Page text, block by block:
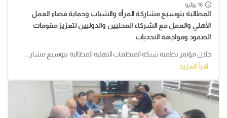
16 يوليو
المطالبة بتوسيع مشاركة المرأة والشباب وحماية فضاء العمل
الأهلي والعمل مع الشركاء المحليين والدوليين لتعزيز مقومات
الصمود ومواجهة التحديات
خلال مؤتمر نظمته شبكة المنظمات الاهلية المطالبة بتوسيع مشار...
اقرأ المزيد